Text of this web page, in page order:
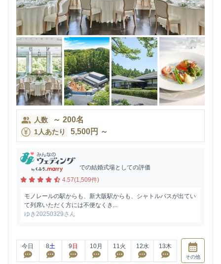
人数 ～ 200名
1人あたり 5,500円 ～
での結婚式場としての評価
4.57(1,509件)
モノレールの駅からも、新大阪駅からも、シャトルバスが出てい
て列席いただく方には不便なくき...
ゆき20250329さん
今日 8土 9 日 10月 11 火 12水 13木
その他